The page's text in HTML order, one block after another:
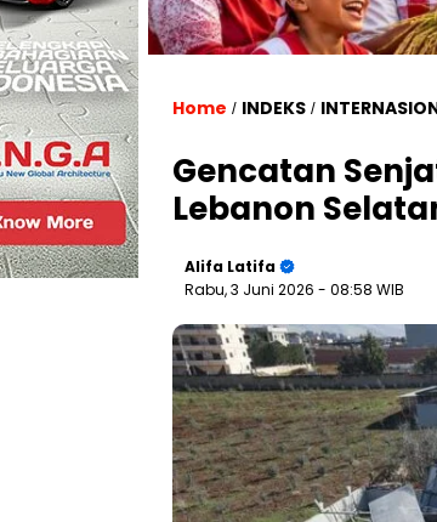
Home / INDEKS /
Gencatan
Lebanon
Alifa Latifa
Rabu, 3 Juni 2026 - 08:58 WIB